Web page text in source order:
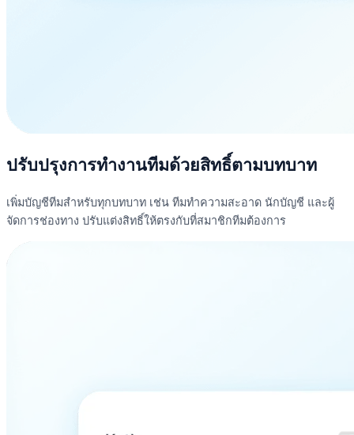
ปรับปรุงการทำงานทีมด้วยสิทธิ์ตามบทบาท
เพิ่มบัญชีทีมสำหรับทุกบทบาท เช่น ทีมทำความสะอาด นักบัญชี และผู้
จัดการช่องทาง ปรับแต่งสิทธิ์ให้ตรงกับที่สมาชิกทีมต้องการ